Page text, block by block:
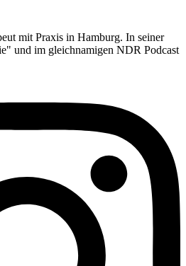
mit Praxis in Hamburg. In seiner
und im gleichnamigen NDR Podcast